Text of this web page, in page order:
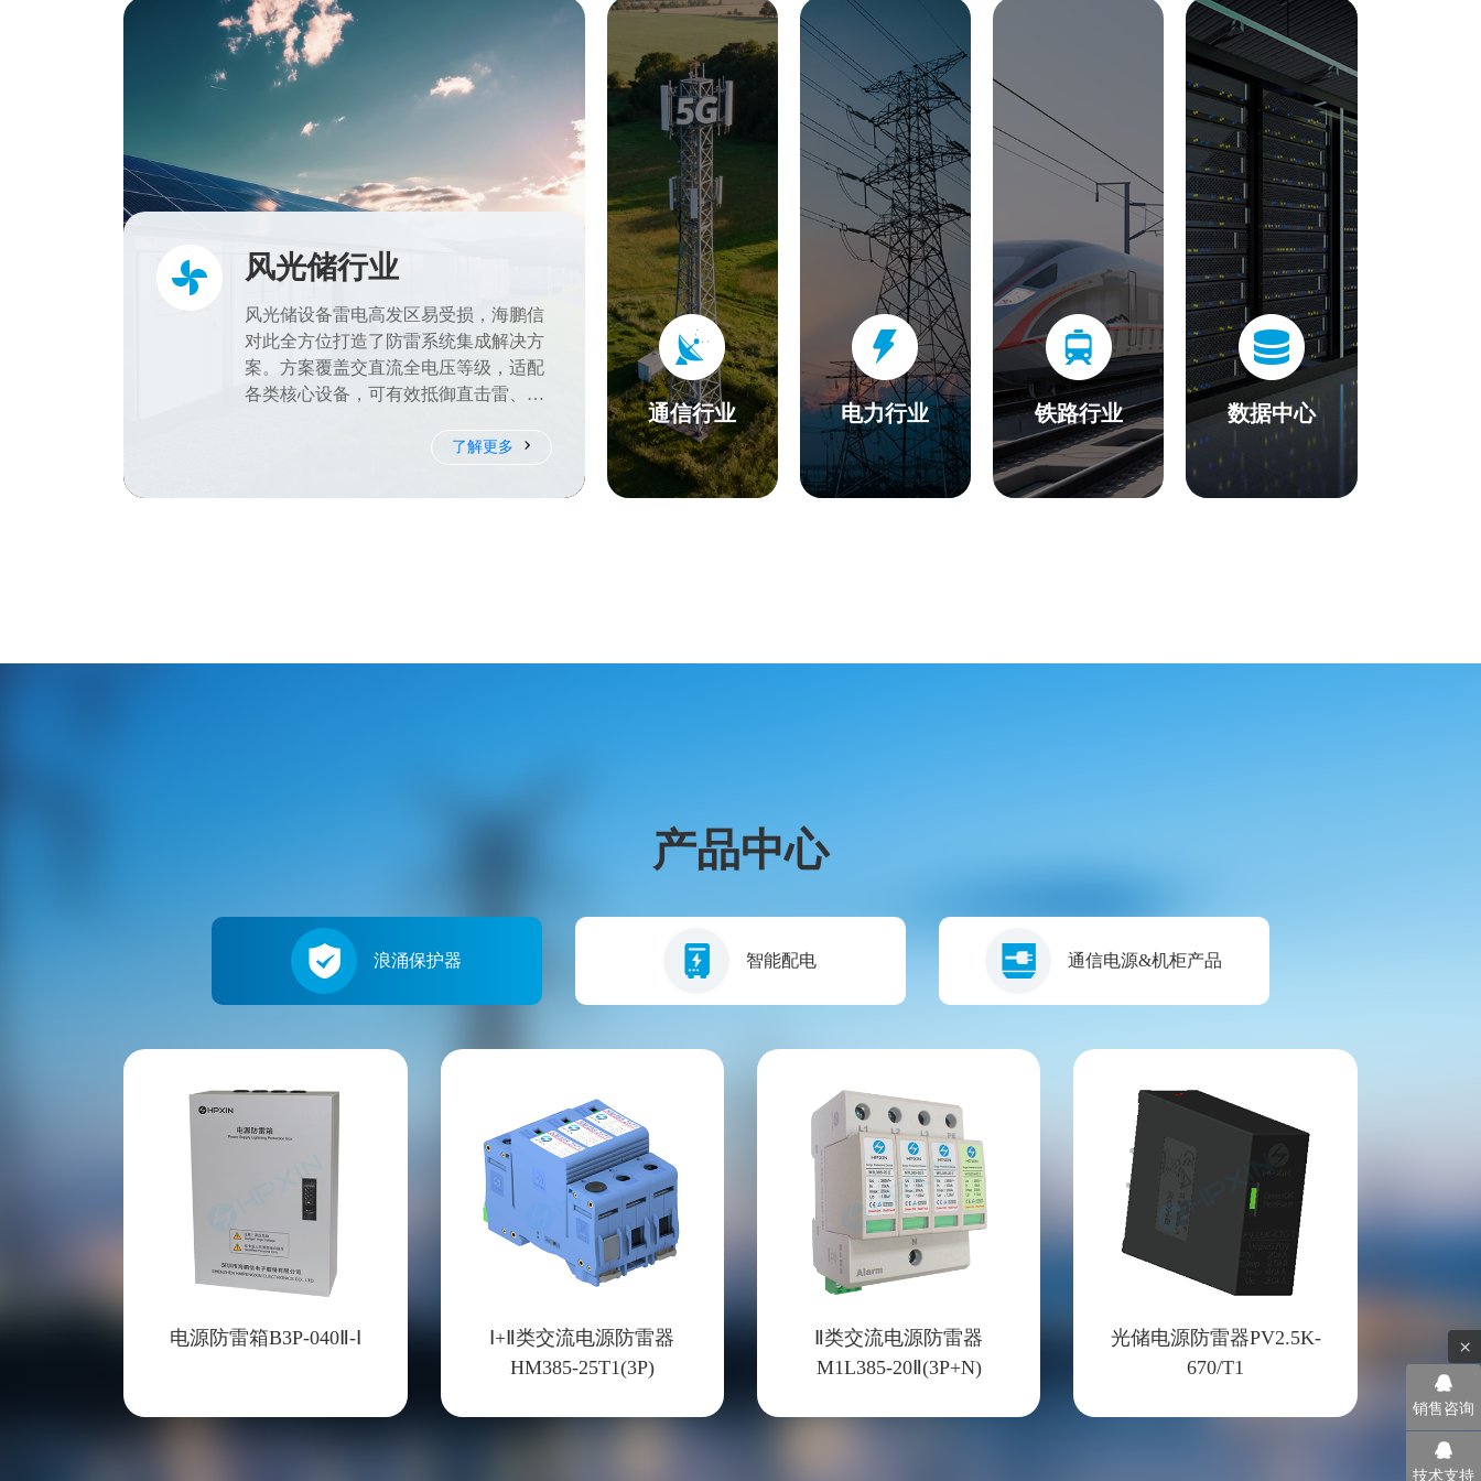
风光储行业
风光储设备雷电高发区易受损，海鹏信
对此全方位打造了防雷系统集成解决方
案。方案覆盖交直流全电压等级，适配
各类核心设备，可有效抵御直击雷、感
了解更多
通信行业 电力行业 铁路行业 数据中心
产品中心
浪涌保护器 智能配电 通信电源&机柜产品
电源防雷箱B3P-040Ⅱ-Ⅰ
Ⅰ+Ⅱ类交流电源防雷器
HM385-25T1(3P)
Ⅱ类交流电源防雷器
M1L385-20Ⅱ(3P+N)
光储电源防雷器PV2.5K-
670/T1
×
销售咨询
技术支持